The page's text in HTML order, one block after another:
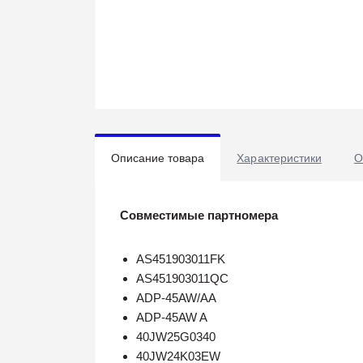
Описание товара Характеристики
Совместимые партномера
AS451903011FK
AS451903011QC
ADP-45AW/AA
ADP-45AW A
40JW25G0340
40JW24K03EW